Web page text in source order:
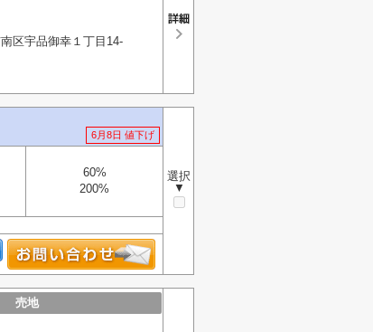
区宇品御幸１丁目14-
6月8日 値下げ
選択
▼
60%
200%
売地